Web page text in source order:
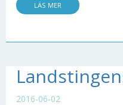
LÄS MER
2016-06-02